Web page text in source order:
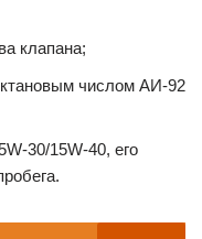
клапана;
числом АИ-92
30/15W-40, его